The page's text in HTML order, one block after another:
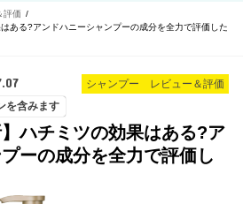
評価
ある?アンドハニーシャンプーの成分を全力で評価した
シャンプー レビュー＆評価
を含みます
】ハチミツの効果はある?ア
ーの成分を全力で評価し